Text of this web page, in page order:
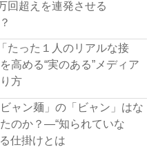
回超えを連発させる
たった１人のリアルな接
高める“実のある”メディア
方
ャン麺」の「ビャン」はな
のか？―“知られていな
仕掛けとは